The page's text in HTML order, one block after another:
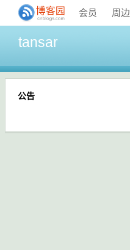
会员 周边
tansar
公告